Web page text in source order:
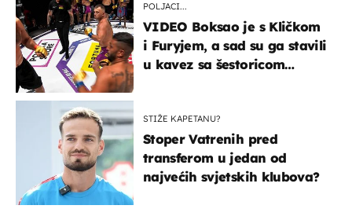
POLJACI...
VIDEO Boksao je s Kličkom
i Furyjem, a sad su ga stavili
u kavez sa šestoricom
STIŽE KAPETANU?
Stoper Vatrenih pred
transferom u jedan od
najvećih svjetskih klubova?